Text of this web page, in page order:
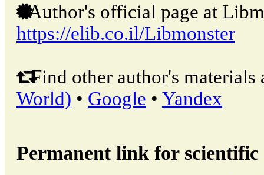
Author's official page at
https://elib.co.il/Libmonster
Find other author's materials
World) • Google • Yandex
Permanent link for